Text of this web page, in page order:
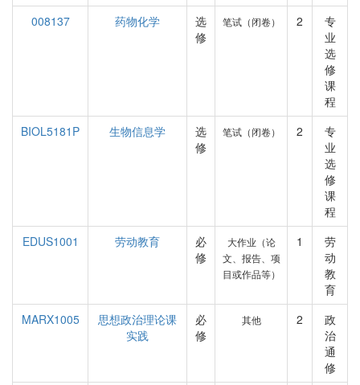
008137
药物化学
选
修
笔试（闭卷） 2
专
业
选
修
课
程
BIOL5181P
生物信息学
选
修
笔试（闭卷） 2
专
业
选
修
课
程
EDUS1001
劳动教育
必
修
大作业（论
文、报告、项
目或作品等）
1
劳
动
教
育
MARX1005
思想政治理论课
实践
必
修
其他 2
政
治
通
修